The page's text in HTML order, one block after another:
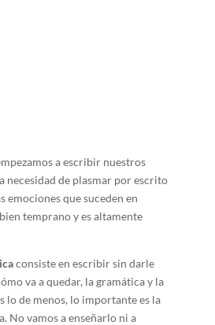
a escribir nuestros
necesidad de plasmar por escrito
emociones que suceden en
temprano y es altamente
consiste en escribir sin darle
va a quedar, la gramática y la
lo de menos, lo importante es la
No vamos a enseñarlo ni a